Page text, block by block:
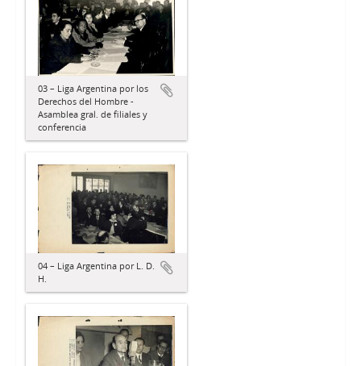
03 – Liga Argentina por los
Derechos del Hombre -
Asamblea gral. de filiales y
conferencia
04 – Liga Argentina por L. D.
H.